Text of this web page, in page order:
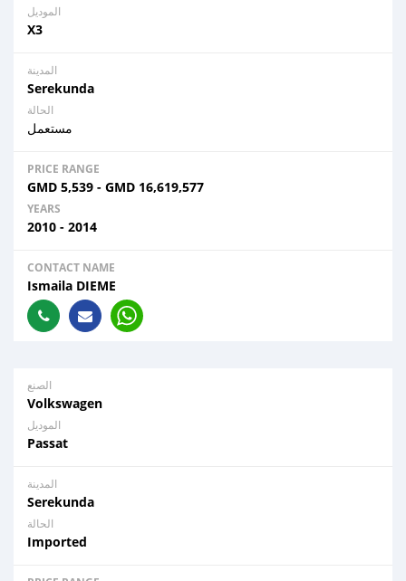
الموديل
X3
المدينة
Serekunda
الحالة
مستعمل
PRICE RANGE
GMD 5,539 - GMD 16,619,577
YEARS
2010 - 2014
CONTACT NAME
Ismaila DIEME
الصنع
Volkswagen
الموديل
Passat
المدينة
Serekunda
الحالة
Imported